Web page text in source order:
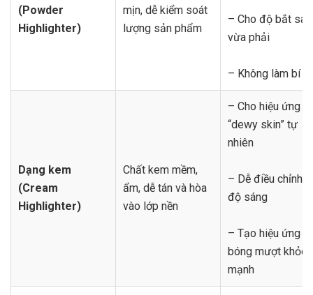
(Powder
Highlighter)
mịn, dễ kiểm soát
lượng sản phẩm
– Cho độ bắt
vừa phải
– Không làm bí
Dạng kem
(Cream
Highlighter)
Chất kem mềm,
ẩm, dễ tán và hòa
vào lớp nền
– Cho hiệu ứng
“dewy skin” tự
nhiên
– Dễ điều chỉnh
độ sáng
– Tạo hiệu ứng
bóng mượt khỏe
mạnh